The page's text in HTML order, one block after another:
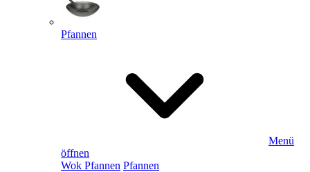
Pfannen
Menü
öffnen
Wok Pfannen Pfannen